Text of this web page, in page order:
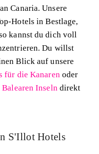
Canaria. Unsere
Hotels in Bestlage,
kannst du dich voll
Du willst
Blick auf unsere
für die Kanaren oder
Inseln direkt
S'Illot Hotels